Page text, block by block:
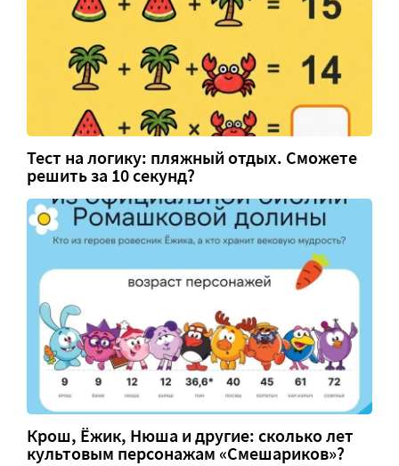
Тест на логику: пляжный отдых. Сможете
решить за 10 секунд?
Крош, Ёжик, Нюша и другие: сколько лет
культовым персонажам «Смешариков»?